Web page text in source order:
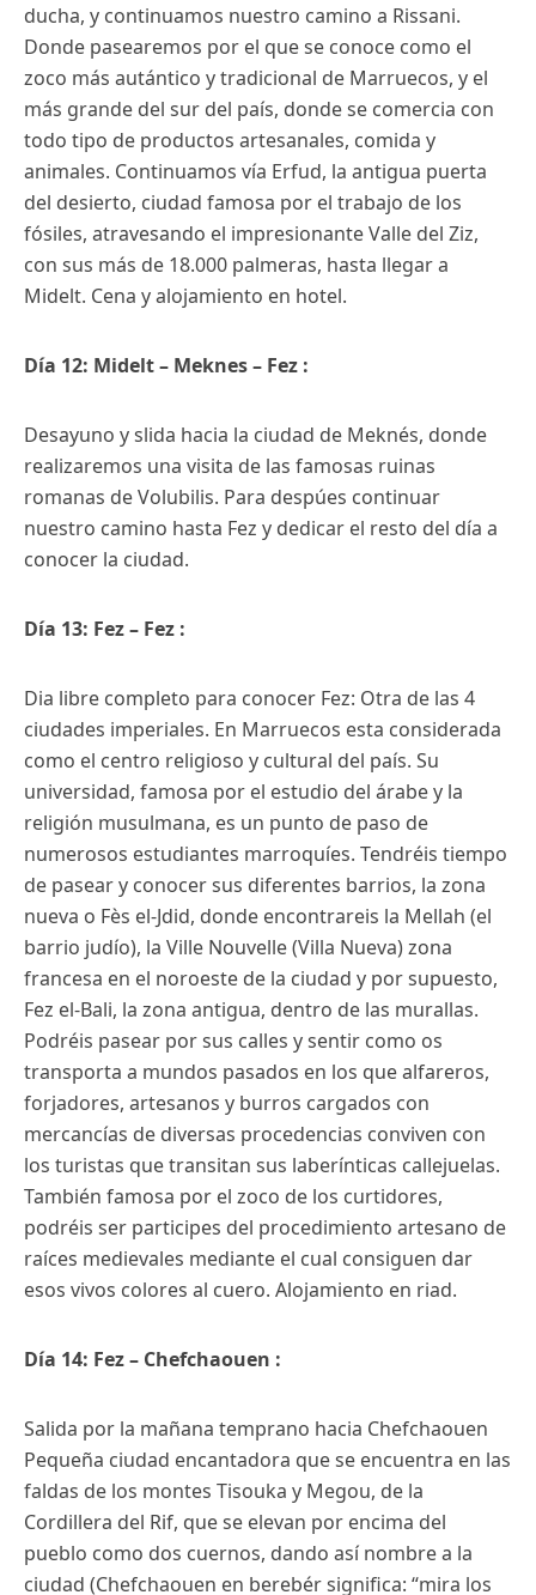
ducha, y continuamos nuestro camino a Rissani.
Donde pasearemos por el que se conoce como el
zoco más autántico y tradicional de Marruecos, y el
más grande del sur del país, donde se comercia con
todo tipo de productos artesanales, comida y
animales. Continuamos vía Erfud, la antigua puerta
del desierto, ciudad famosa por el trabajo de los
fósiles, atravesando el impresionante Valle del Ziz,
con sus más de 18.000 palmeras, hasta llegar a
Midelt. Cena y alojamiento en hotel.
Día 12: Midelt – Meknes – Fez :
Desayuno y slida hacia la ciudad de Meknés, donde
realizaremos una visita de las famosas ruinas
romanas de Volubilis. Para despúes continuar
nuestro camino hasta Fez y dedicar el resto del día a
conocer la ciudad.
Día 13: Fez – Fez :
Dia libre completo para conocer Fez: Otra de las 4
ciudades imperiales. En Marruecos esta considerada
como el centro religioso y cultural del país. Su
universidad, famosa por el estudio del árabe y la
religión musulmana, es un punto de paso de
numerosos estudiantes marroquíes. Tendréis tiempo
de pasear y conocer sus diferentes barrios, la zona
nueva o Fès el-Jdid, donde encontrareis la Mellah (el
barrio judío), la Ville Nouvelle (Villa Nueva) zona
francesa en el noroeste de la ciudad y por supuesto,
Fez el-Bali, la zona antigua, dentro de las murallas.
Podréis pasear por sus calles y sentir como os
transporta a mundos pasados en los que alfareros,
forjadores, artesanos y burros cargados con
mercancías de diversas procedencias conviven con
los turistas que transitan sus laberínticas callejuelas.
También famosa por el zoco de los curtidores,
podréis ser participes del procedimiento artesano de
raíces medievales mediante el cual consiguen dar
esos vivos colores al cuero. Alojamiento en riad.
Día 14: Fez – Chefchaouen :
Salida por la mañana temprano hacia Chefchaouen
Pequeña ciudad encantadora que se encuentra en las
faldas de los montes Tisouka y Megou, de la
Cordillera del Rif, que se elevan por encima del
pueblo como dos cuernos, dando así nombre a la
ciudad (Chefchaouen en berebér significa: “mira los